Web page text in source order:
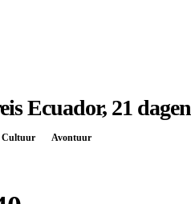
Ecuador, 21 dagen
Cultuur Avontuur